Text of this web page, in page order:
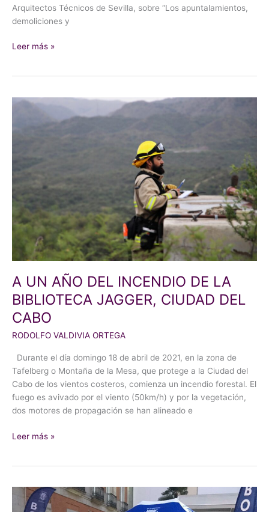
Arquitectos Técnicos de Sevilla, sobre “Los apuntalamientos,
demoliciones y
Leer más »
A UN AÑO DEL INCENDIO DE LA
BIBLIOTECA JAGGER, CIUDAD DEL
CABO
RODOLFO VALDIVIA ORTEGA
Durante el día domingo 18 de abril de 2021, en la zona de
Tafelberg o Montaña de la Mesa, que protege a la Ciudad del
Cabo de los vientos costeros, comienza un incendio forestal. El
fuego es avivado por el viento (50km/h) y por la vegetación,
dos motores de propagación se han alineado e
A
AÑO
INCENDIO
BIBLIOTECA
JAGGER,
CIUDAD
DEL
Leer más »
PLAN